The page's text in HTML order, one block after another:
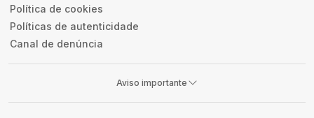
Política de cookies
Políticas de autenticidade
Canal de denúncia
Aviso importante